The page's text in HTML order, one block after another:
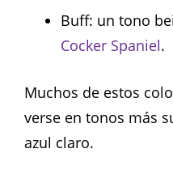
Buff: un tono
Cocker Spaniel.
Muchos de estos
verse en tonos más
azul claro.